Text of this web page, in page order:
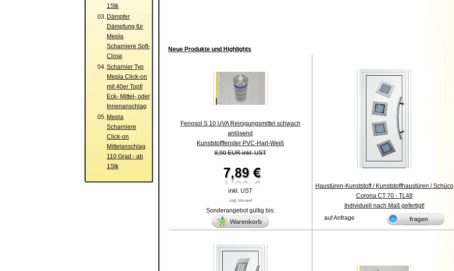
1Stk
03. Dämpfer
Dämpfung für
Mepla
Scharniere Soft-
Close
04.Scharnier Typ
Mepla Click-on
mit 40er Topf/
Eck- Mittel- oder
Innenanschlag
05. Mepla
Scharniere
Click-on
Mittelanschlag
110 Grad - ab
1Stk
Neue Produkte und Highlights
Fenosol S 10 UVA Reinigungsmittel schwach
anlösend
Kunststofffenster PVC-Hart-Weiß
8,90 EUR inkl. UST
inkl. UST
zzgl. Versand
Sonderangebot gültig bis:
Haustüren-Kunststoff / Kunststoffhaustüren / Schüco
Corona CT 70 - TL48
Individuell nach Maß gefertigt!
auf Anfrage